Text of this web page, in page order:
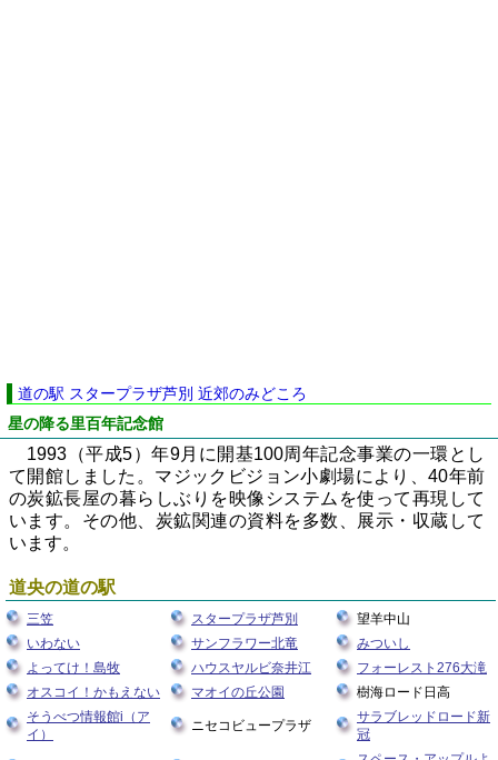
道の駅 スタープラザ芦別 近郊のみどころ
星の降る里百年記念館
1993（平成5）年9月に開基100周年記念事業の一環とし
て開館しました。マジックビジョン小劇場により、40年前
の炭鉱長屋の暮らしぶりを映像システムを使って再現して
います。その他、炭鉱関連の資料を多数、展示・収蔵して
います。
道央の道の駅
三笠 スタープラザ芦別
望羊中山
いわない
サンフラワー北竜
みついし
よってけ！島牧
ハウスヤルビ奈井江
フォーレスト276大滝
オスコイ！かもえない
マオイの丘公園
樹海ロード日高
そうべつ情報館i（ア
イ）
ニセコビュープラザ
サラブレッドロード新
冠